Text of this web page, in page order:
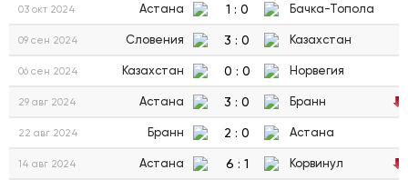
03 окт 2024 Астана 1 : 0 Бачка-Топола
09 сен 2024 Словения 3 : 0 Казахстан
06 сен 2024 Казахстан 0 : 0 Норвегия
29 авг 2024 Астана 3 : 0 Бранн
22 авг 2024 Бранн 2 : 0 Астана
14 авг 2024 Астана 6 : 1 Корвинул